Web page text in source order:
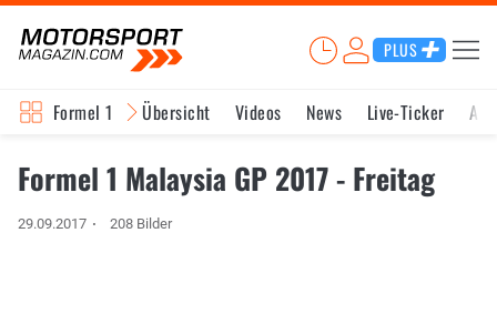
PLUS
Formel 1 Übersicht Videos News Live-Ticker
Formel 1 Malaysia GP 2017 - Freitag
29.09.2017 208 Bilder